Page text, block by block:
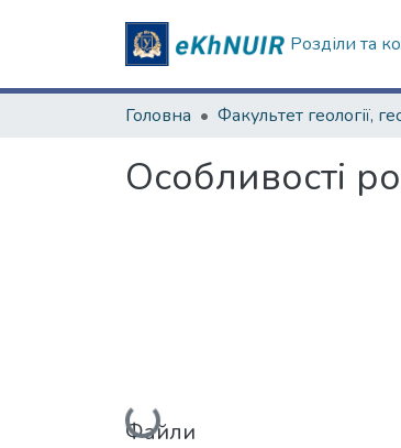
Розділи та
Головна
Особливості
Вантажиться...
Файли